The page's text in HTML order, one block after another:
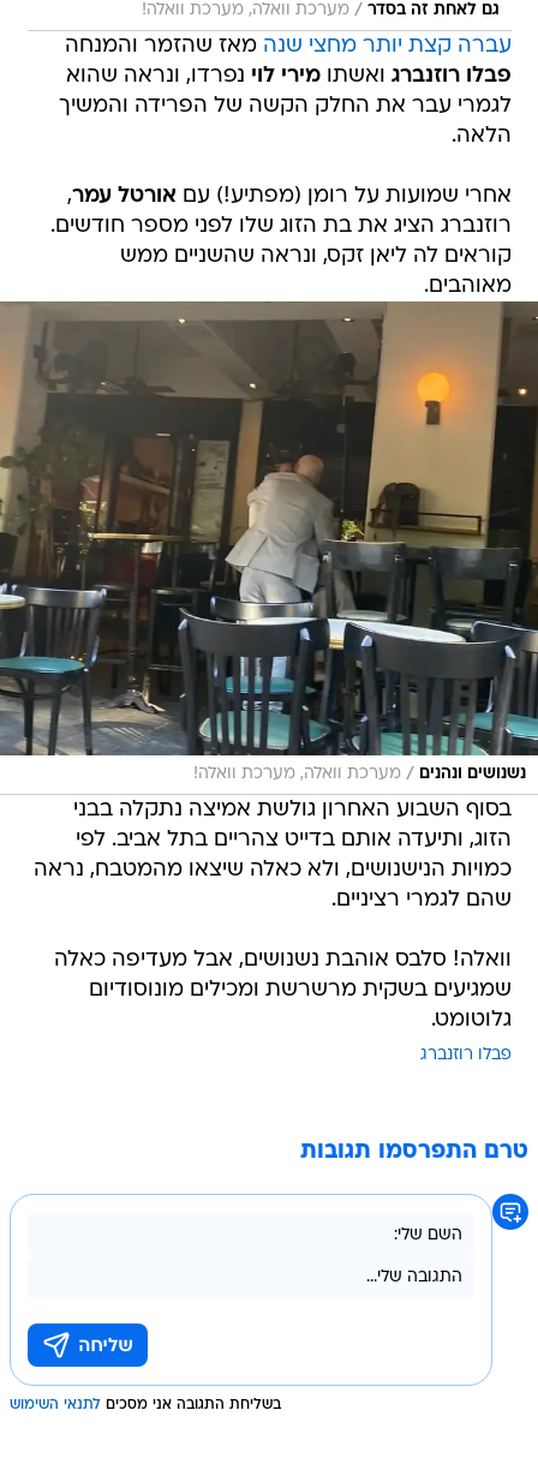
גם לאחת זה בסדר / מערכת וואלה, מערכת וואלה!
עברה קצת יותר מחצי שנה מאז שהזמר והמנחה
פבלו רוזנברג ואשתומירי לוי נפרדו, ונראה שהוא
לגמרי עבר את החלק הקשה של הפרידה והמשיך
הלאה.
אחרי שמועות על רומן (מפתיע!) עם אורטל עמר,
רוזנברג הציג את בת הזוג שלו לפני מספר חודשים.
קוראים לה ליאן זקס, ונראה שהשניים ממש
מאוהבים.
נשנושים ונהנים / מערכת וואלה, מערכת וואלה!
בסוף השבוע האחרון גולשת אמיצה נתקלה בבני
הזוג, ותיעדה אותם בדייט צהריים בתל אביב. לפי
כמויות הנישנושים, ולא כאלה שיצאו מהמטבח, נראה
שהם לגמרי רציניים.
וואלה! סלבס אוהבת נשנושים, אבל מעדיפה כאלה
שמגיעים בשקית מרשרשת ומכילים מונוסודיום
גלוטומט.
פבלו רוזנברג
טרם התפרסמו תגובות
בשליחת התגובה אני מסכים לתנאי השימוש